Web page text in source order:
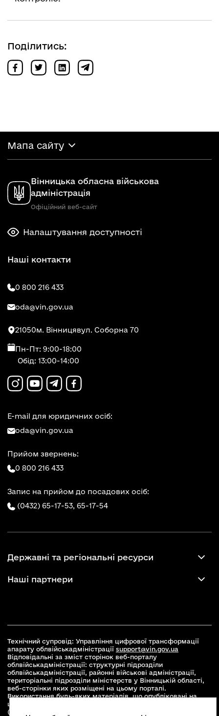
Поділитись:
Мапа сайту
Вінницька обласна військова
адміністрація
Офіційний веб-сайт
Налаштування доступності
Наші контакти
0 800 216 433
oda@vin.gov.ua
21050м. Вінницявул. Соборна 70
Пн-Пт: 9:00-18:00
Обід: 13:00-14:00
E-mail для юридичних осіб:
oda@vin.gov.ua
Прийом звернень:
0 800 216 433
Запис на прийом до посадових осіб:
(0432) 65-17-53, 65-17-54
Державні та регіональні ресурси
Наші партнери
Технічний супровід: Управління цифрової трансформації
апарату облвійськадміністрації support@vin.gov.ua
Відповідальні за зміст сторінок веб-порталу
облвійськадміністрації: структурні підрозділи
облвійськадміністрації, районні військові адміністрації,
територіальні підрозділи міністерств у Вінницькій області,
веб-сторінки яких розміщені на цьому порталі.
Використання будь-яких матеріалів, що опубліковані на
цьому сайті, дозволяється при умові зазначення посилання
(для інтернет-видань - гіперпосилання) на офіційний сайт